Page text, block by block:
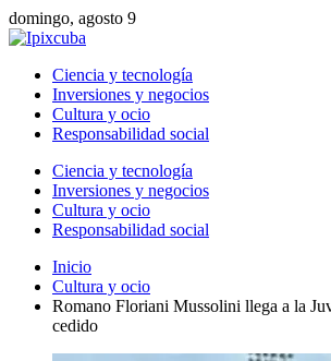
domingo, agosto 9
Ciencia y tecnología
Inversiones y negocios
Cultura y ocio
Responsabilidad social
Ciencia y tecnología
Inversiones y negocios
Cultura y ocio
Responsabilidad social
Inicio
Cultura y ocio
Romano Floriani Mussolini llega a la
cedido